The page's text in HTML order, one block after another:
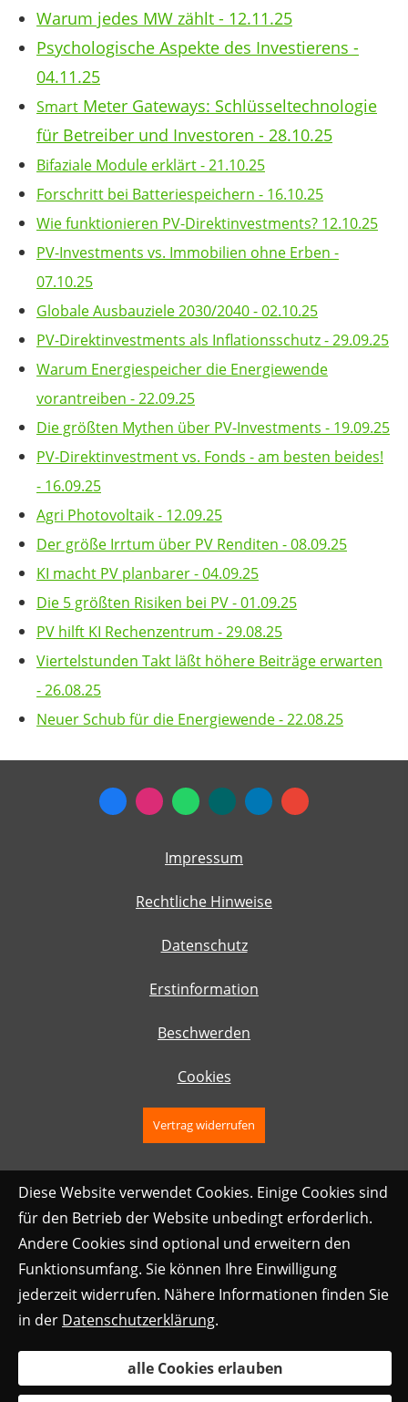
Warum jedes MW zählt - 12.11.25
Psychologische Aspekte des Investierens -
04.11.25
Smart Meter Gateways: Schlüsseltechnologie
für Betreiber und Investoren - 28.10.25
Bifaziale Module erklärt - 21.10.25
Forschritt bei Batteriespeichern - 16.10.25
Wie funktionieren PV-Direktinvestments? 12.10.25
PV-Investments vs. Immobilien ohne Erben -
07.10.25
Globale Ausbauziele 2030/2040 - 02.10.25
PV-Direktinvestments als Inflationsschutz - 29.09.25
Warum Energiespeicher die Energiewende
vorantreiben - 22.09.25
Die größten Mythen über PV-Investments - 19.09.25
PV-Direktinvestment vs. Fonds - am besten beides!
- 16.09.25
Agri Photovoltaik - 12.09.25
Der größe Irrtum über PV Renditen - 08.09.25
KI macht PV planbarer - 04.09.25
Die 5 größten Risiken bei PV - 01.09.25
PV hilft KI Rechenzentrum - 29.08.25
Viertelstunden Takt läßt höhere Beiträge erwarten
- 26.08.25
Neuer Schub für die Energiewende - 22.08.25
Impressum
Rechtliche Hinweise
Datenschutz
Erstinformation
Beschwerden
Cookies
Vertrag widerrufen
Diese Website verwendet Cookies. Einige Cookies sind
für den Betrieb der Website unbedingt erforderlich.
Andere Cookies sind optional und erweitern den
Funktionsumfang. Sie können Ihre Einwilligung
jederzeit widerrufen. Nähere Informationen finden Sie
in der Datenschutzerklärung.
alle Cookies erlauben